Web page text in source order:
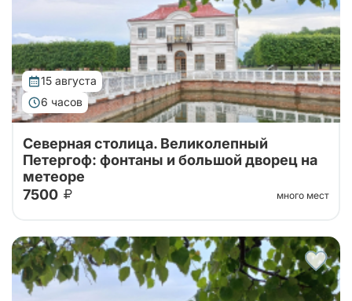
15 августа
6 часов
Петербурга в Петергоф на метеоре туда и обратно!
Поющие фонтаны с экскурсоводом, Большой
Императорский Дворец, Гроты Большого...
Северная столица. Великолепный
Петергоф: фонтаны и большой дворец на
метеоре
7500
много мест